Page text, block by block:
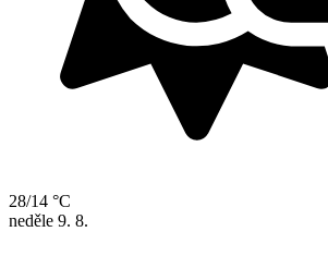
28/14 °C
neděle 9. 8.